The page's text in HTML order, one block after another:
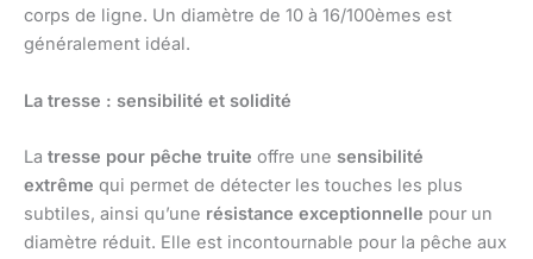
corps de ligne. Un diamètre de 10 à 16/100èmes est
généralement idéal.
La tresse : sensibilité et solidité
La tresse pour pêche truite offre une sensibilité
extrême qui permet de détecter les touches les plus
subtiles, ainsi qu’une résistance exceptionnelle pour un
diamètre réduit. Elle est incontournable pour la pêche aux